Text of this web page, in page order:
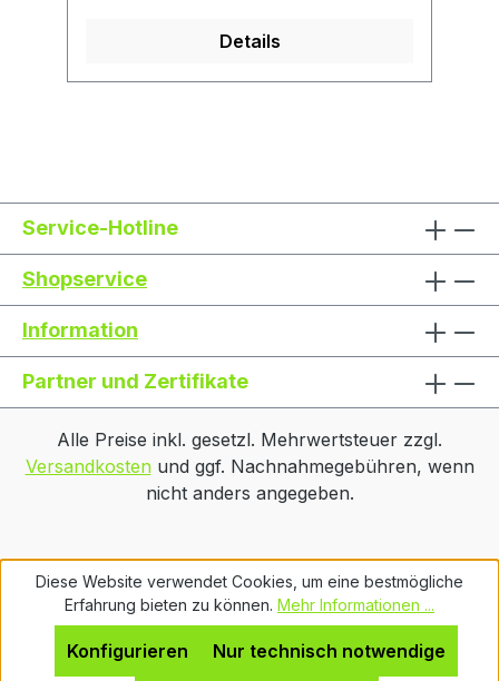
Details
Service-Hotline
Shopservice
Information
Partner und Zertifikate
Alle Preise inkl. gesetzl. Mehrwertsteuer zzgl.
Versandkostenund ggf. Nachnahmegebühren, wenn
nicht anders angegeben.
Diese Website verwendet Cookies, um eine bestmögliche
Erfahrung bieten zu können. Mehr Informationen ...
Nur technisch notwendige
Konfigurieren